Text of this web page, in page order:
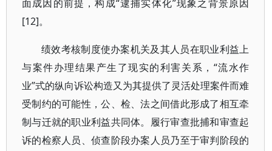
面成因的前提，构成“逮捕实体化”现象之背景原因
[12]。
绩效考核制度使办案机关及其人员在职业利益上
与案件办理结果产生了现实的利害关系，“流水作
业”式的纵向诉讼构造又为其提供了灵活处理案件而难
受制约的可能性，公、检、法之间借此形成了相互牵
制与迁就的职业利益共同体。履行审查批捕和审查起
诉的检察人员、侦查阶段办案人员乃至于审判阶段的